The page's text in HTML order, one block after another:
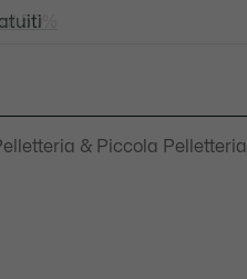
Member!
50%
& Piccola Pelletteria